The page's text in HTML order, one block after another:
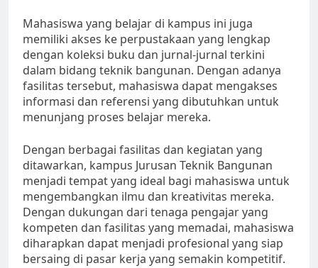
Mahasiswa yang belajar di kampus ini juga
memiliki akses ke perpustakaan yang lengkap
dengan koleksi buku dan jurnal-jurnal terkini
dalam bidang teknik bangunan. Dengan adanya
fasilitas tersebut, mahasiswa dapat mengakses
informasi dan referensi yang dibutuhkan untuk
menunjang proses belajar mereka.
Dengan berbagai fasilitas dan kegiatan yang
ditawarkan, kampus Jurusan Teknik Bangunan
menjadi tempat yang ideal bagi mahasiswa untuk
mengembangkan ilmu dan kreativitas mereka.
Dengan dukungan dari tenaga pengajar yang
kompeten dan fasilitas yang memadai, mahasiswa
diharapkan dapat menjadi profesional yang siap
bersaing di pasar kerja yang semakin kompetitif.